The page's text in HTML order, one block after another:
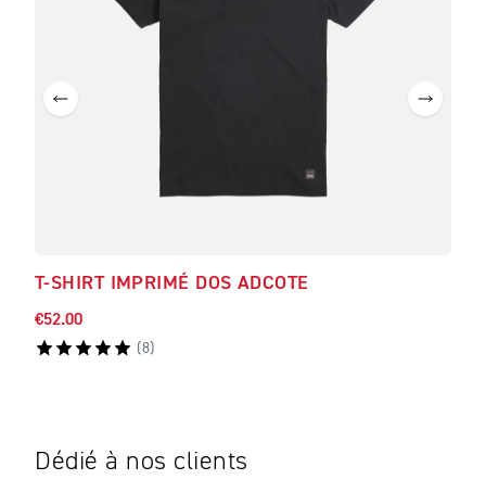
T-SHIRT IMPRIMÉ DOS ADCOTE
€52.00
(8)
Dédié à nos clients